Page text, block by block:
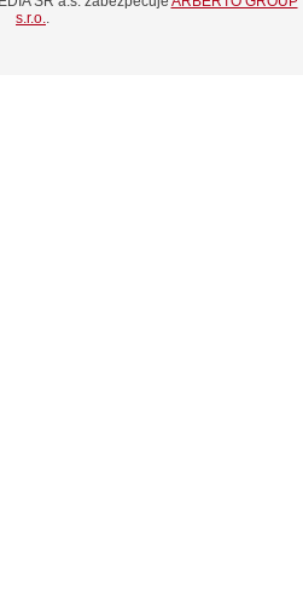
s.r.o..